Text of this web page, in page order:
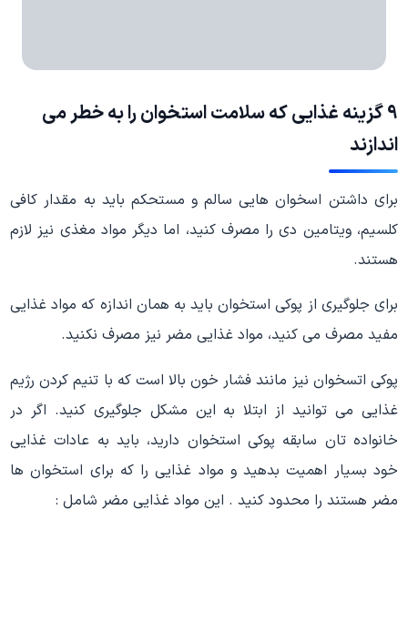
9 گزینه غذایی که سلامت استخوان را به خطر می
اندازند
برای داشتن اسخوان هایی سالم و مستحکم باید به مقدار کافی
کلسیم، ویتامین دی را مصرف کنید، اما دیگر مواد مغذی نیز لازم
هستند.
برای جلوگیری از پوکی استخوان باید به همان اندازه که مواد غذایی
مفید مصرف می کنید، مواد غذایی مضر نیز مصرف نکنید.
پوکی اتسخوان نیز مانند فشار خون بالا است که با تنیم کردن رژیم
غذایی می توانید از ابتلا به این مشکل جلوگیری کنید. اگر در
خانواده تان سابقه پوکی استخوان دارید، باید به عادات غذایی
خود بسیار اهمیت بدهید و مواد غذایی را که برای استخوان ها
مضر هستند را محدود کنید . این مواد غذایی مضر شامل :